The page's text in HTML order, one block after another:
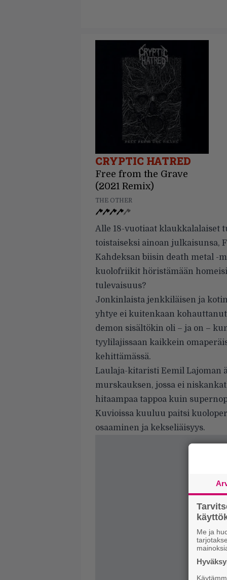
CRYPTIC HATRED
Free from the Grave
(2021 Remix)
THE OTHER
Alle 18-vuotiaat klaukkalalaiset
toistaiseksi ainoan julkaisunsa,
Kahdeksan biisin death metal -
kuolofriikit höristämään
tulevaisuus?
Jonkinlaista jenkkiläisen ja
yhtye ei kuitenkaan
demon sisältökin oli – ja on –
tyylilajissaan kaikkein
kehittämässä.
Laulaja-kitaristi Eemil Lajoman
murskauksen, jossa ei
hitaampaa tappoa kuin
Kuvioissa kuuluu paitsi
osaaminen ja kekseliäisyys.
Me ja